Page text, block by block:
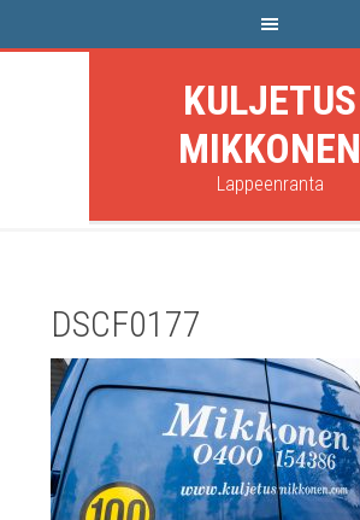
KULJETUS
MIKKONEN
Lappeenranta
DSCF0177